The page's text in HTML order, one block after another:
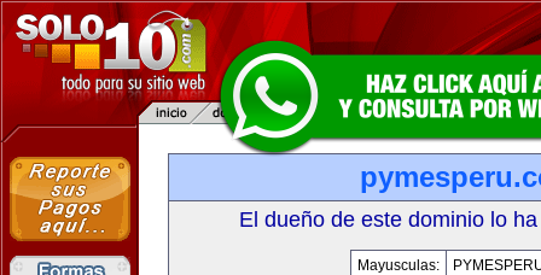
El dueño de este dominio lo
Mayusculas: